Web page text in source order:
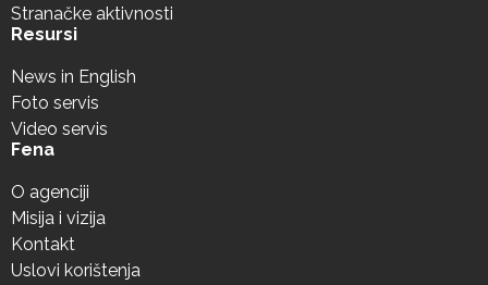
Stranačke aktivnosti
Resursi
News in English
Foto servis
Video servis
Fena
O agenciji
Misija i vizija
Kontakt
Uslovi korištenja